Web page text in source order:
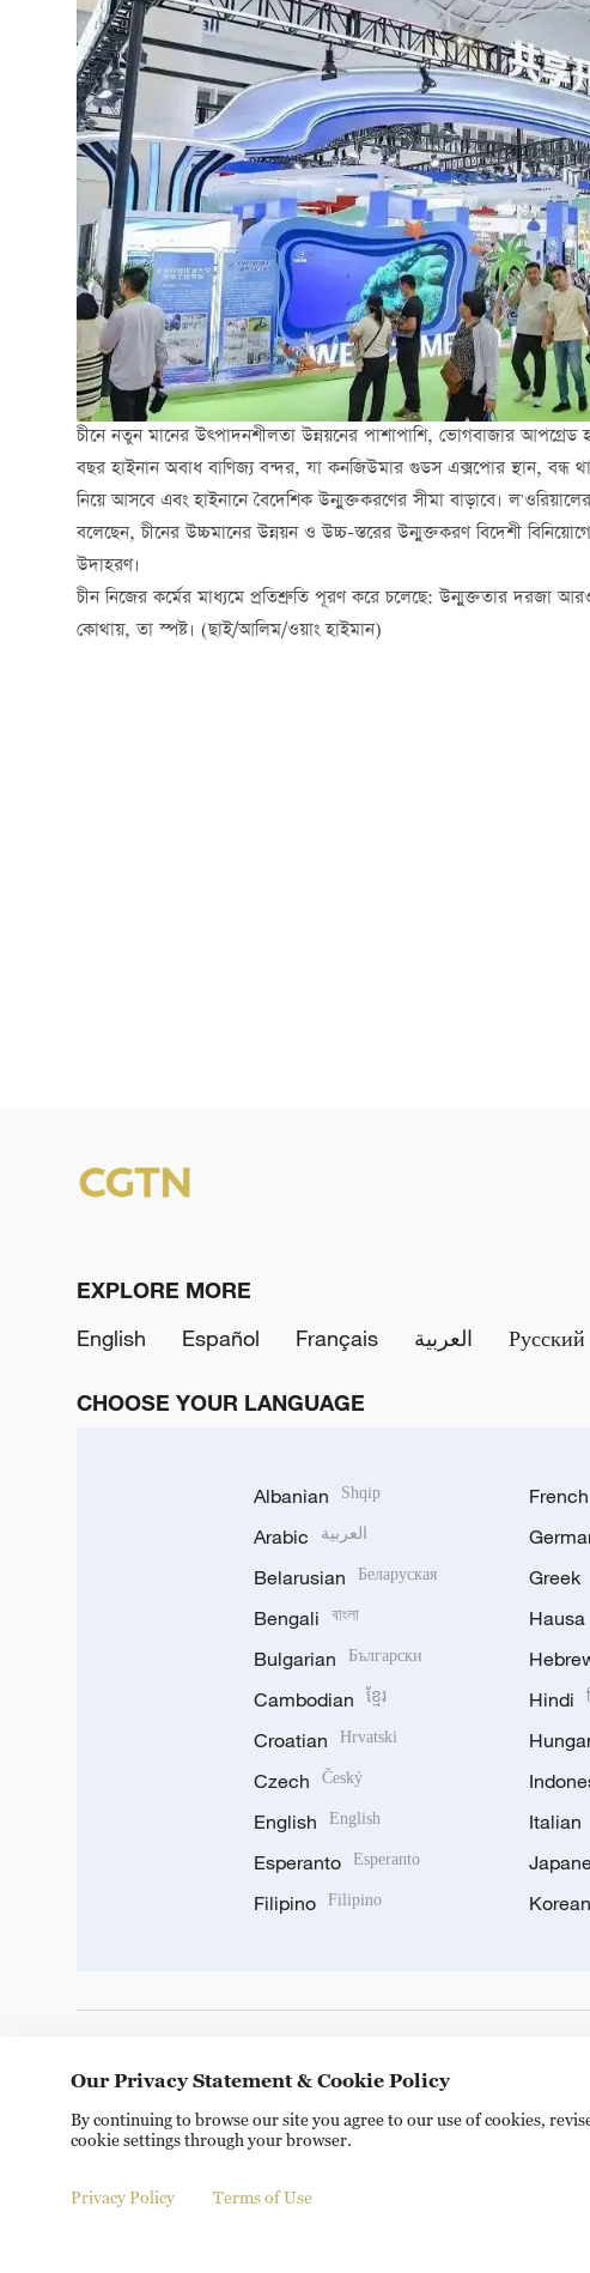
চীনে নতুন মানের উত্পাদনশীলতা উন্নয়নের পাশাপাশি, ভোগবাজার আপগ্রেড
বছর হাইনান অবাধ বাণিজ্য বন্দর, যা কনজিউমার গুডস এক্সপোর স্থান, বন্ধ
নিয়ে আসবে এবং হাইনানে বৈদেশিক উন্মুক্তকরণের সীমা বাড়াবে।
বলেছেন, চীনের উচ্চমানের উন্নয়ন ও উচ্চ-স্তরের উন্মুক্তকরণ বিদেশী
উদাহরণ।
চীন নিজের কর্মের মাধ্যমে প্রতিশ্রুতি পূরণ করে চলেছে: উন্মুক্ততার দরজা
কোথায়, তা স্পষ্ট। (ছাই/আলিম/ওয়াং হাইমান)
EXPLORE MORE
English
Español Français العربية Русский
CHOOSE YOUR LANGUAGE
Albanian Shqip
Arabic العربية
Belarusian Беларуская
Bengali বাংলা
Bulgarian Български
Cambodian ខ្មែរ
Croatian Hrvatski
Czech Český
English English
Esperanto Esperanto
Filipino Filipino
French
Greek
Hausa
Hindi
Italian
Korean
Copyright © 2024 CGTN. 京ICP备20000184号
Our Privacy Statement & Cookie Policy
By continuing to browse our site you agree to our use of cookies,
cookie settings through your browser.
Privacy Policy Terms of Use